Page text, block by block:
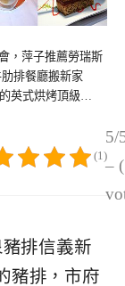
，萍子推薦勞瑞斯
肋排餐廳搬新家
英式烘烤頂級…
5/
–
(1)
豬排信義新
豬排，市府